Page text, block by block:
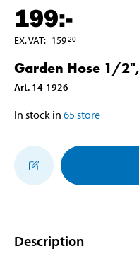
199:-
EX. VAT: 15920
Garden Hose 1/
Art. 14-1926
In stock in 65store
Description